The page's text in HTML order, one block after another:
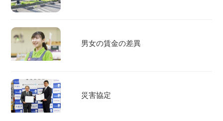
男女の賃金の差異
災害協定